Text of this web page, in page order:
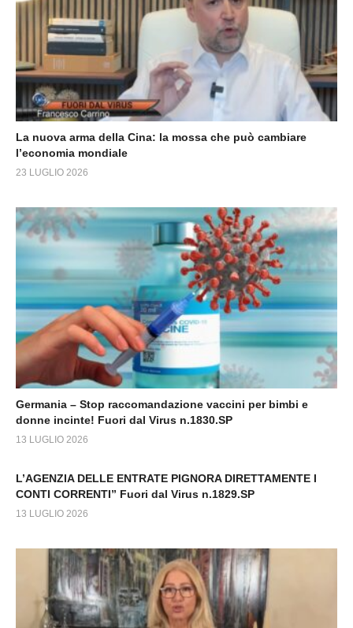
La nuova arma della Cina: la mossa che può cambiare
l’economia mondiale
23 LUGLIO 2026
Germania – Stop raccomandazione vaccini per bimbi e
donne incinte! Fuori dal Virus n.1830.SP
13 LUGLIO 2026
L’AGENZIA DELLE ENTRATE PIGNORA DIRETTAMENTE I
CONTI CORRENTI” Fuori dal Virus n.1829.SP
13 LUGLIO 2026